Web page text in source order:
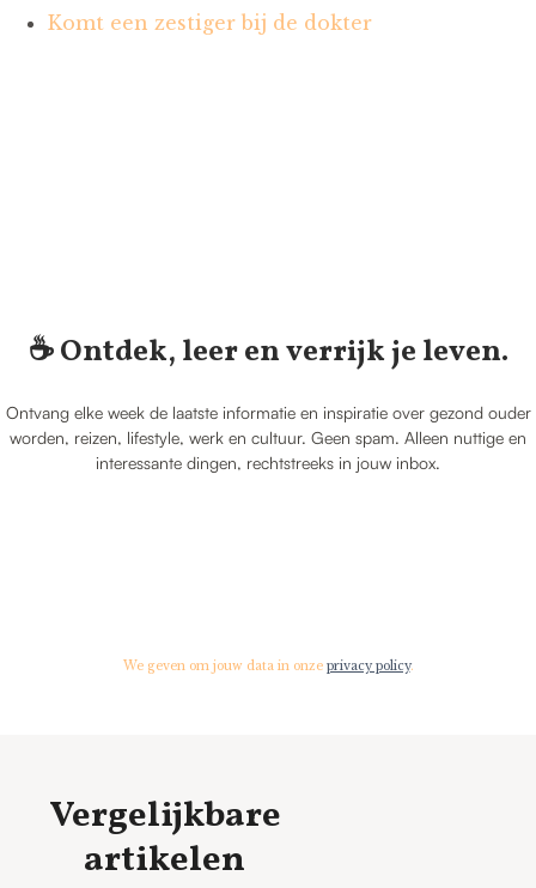
Komt een zestiger bij de dokter
☕️ Ontdek, leer en verrijk je leven.
Ontvang elke week de laatste informatie en inspiratie over gezond ouder
worden, reizen, lifestyle, werk en cultuur. Geen spam. Alleen nuttige en
interessante dingen, rechtstreeks in jouw inbox.
We geven om jouw data in onze privacy policy.
Vergelijkbare
artikelen